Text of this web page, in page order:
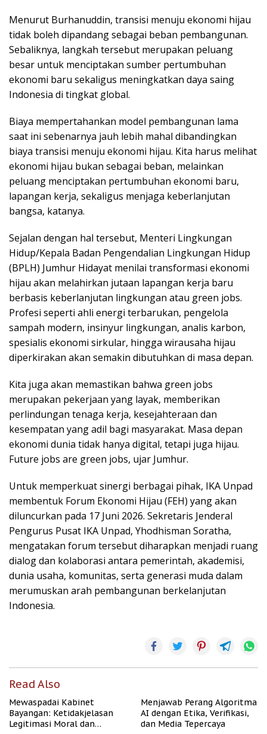
Menurut Burhanuddin, transisi menuju ekonomi hijau
tidak boleh dipandang sebagai beban pembangunan.
Sebaliknya, langkah tersebut merupakan peluang
besar untuk menciptakan sumber pertumbuhan
ekonomi baru sekaligus meningkatkan daya saing
Indonesia di tingkat global.
Biaya mempertahankan model pembangunan lama
saat ini sebenarnya jauh lebih mahal dibandingkan
biaya transisi menuju ekonomi hijau. Kita harus melihat
ekonomi hijau bukan sebagai beban, melainkan
peluang menciptakan pertumbuhan ekonomi baru,
lapangan kerja, sekaligus menjaga keberlanjutan
bangsa, katanya.
Sejalan dengan hal tersebut, Menteri Lingkungan
Hidup/Kepala Badan Pengendalian Lingkungan Hidup
(BPLH) Jumhur Hidayat menilai transformasi ekonomi
hijau akan melahirkan jutaan lapangan kerja baru
berbasis keberlanjutan lingkungan atau green jobs.
Profesi seperti ahli energi terbarukan, pengelola
sampah modern, insinyur lingkungan, analis karbon,
spesialis ekonomi sirkular, hingga wirausaha hijau
diperkirakan akan semakin dibutuhkan di masa depan.
Kita juga akan memastikan bahwa green jobs
merupakan pekerjaan yang layak, memberikan
perlindungan tenaga kerja, kesejahteraan dan
kesempatan yang adil bagi masyarakat. Masa depan
ekonomi dunia tidak hanya digital, tetapi juga hijau.
Future jobs are green jobs, ujar Jumhur.
Untuk memperkuat sinergi berbagai pihak, IKA Unpad
membentuk Forum Ekonomi Hijau (FEH) yang akan
diluncurkan pada 17 Juni 2026. Sekretaris Jenderal
Pengurus Pusat IKA Unpad, Yhodhisman Soratha,
mengatakan forum tersebut diharapkan menjadi ruang
dialog dan kolaborasi antara pemerintah, akademisi,
dunia usaha, komunitas, serta generasi muda dalam
merumuskan arah pembangunan berkelanjutan
Indonesia.
Read Also
Mewaspadai Kabinet
Bayangan: Ketidakjelasan
Legitimasi Moral dan
Menjawab Perang Algoritma
AI dengan Etika, Verifikasi,
dan Media Tepercaya